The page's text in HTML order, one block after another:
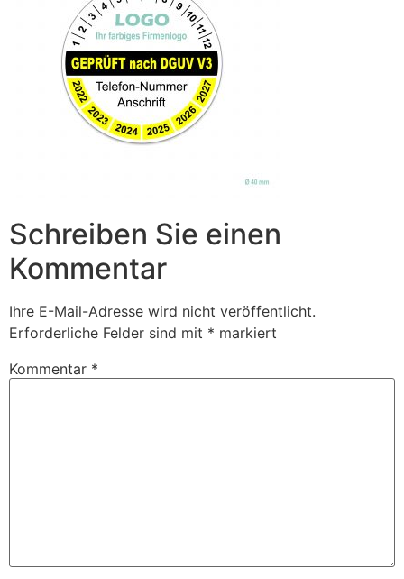
Schreiben Sie einen
Kommentar
Ihre E-Mail-Adresse wird nicht veröffentlicht.
Erforderliche Felder sind mit * markiert
Kommentar *